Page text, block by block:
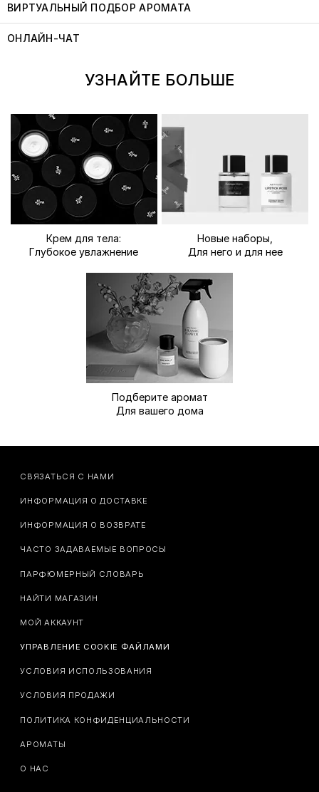
ВИРТУАЛЬНЫЙ ПОДБОР АРОМАТА
ОНЛАЙН-ЧАТ
УЗНАЙТЕ БОЛЬШЕ
Крем для тела:
Глубокое увлажнение
Новые наборы,
Для него и для нее
Подберите аромат
Для вашего дома
СВЯЗАТЬСЯ С НАМИ
ИНФОРМАЦИЯ О ДОСТАВКЕ
ИНФОРМАЦИЯ О ВОЗВРАТЕ
ЧАСТО ЗАДАВАЕМЫЕ ВОПРОСЫ
ПАРФЮМЕРНЫЙ СЛОВАРЬ
НАЙТИ МАГАЗИН
МОЙ АККАУНТ
УПРАВЛЕНИЕ COOKIE ФАЙЛАМИ
УСЛОВИЯ ИСПОЛЬЗОВАНИЯ
УСЛОВИЯ ПРОДАЖИ
ПОЛИТИКА КОНФИДЕНЦИАЛЬНОСТИ
АРОМАТЫ
О НАС